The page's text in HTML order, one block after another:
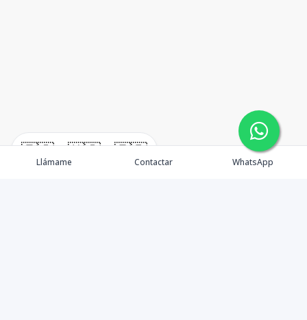
🇪🇸 🇺🇸 🇫🇷
Llámame Contactar WhatsApp